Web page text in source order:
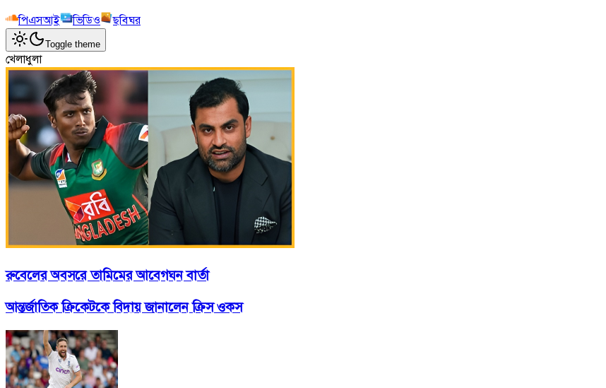
পিএসআই
ভিডিও ছবিঘর
Toggle theme
খেলাধুলা
রুবেলের অবসরে তামিমের আবেগঘন বার্তা
আন্তর্জাতিক ক্রিকেটকে বিদায় জানালেন ক্রিস ওকস